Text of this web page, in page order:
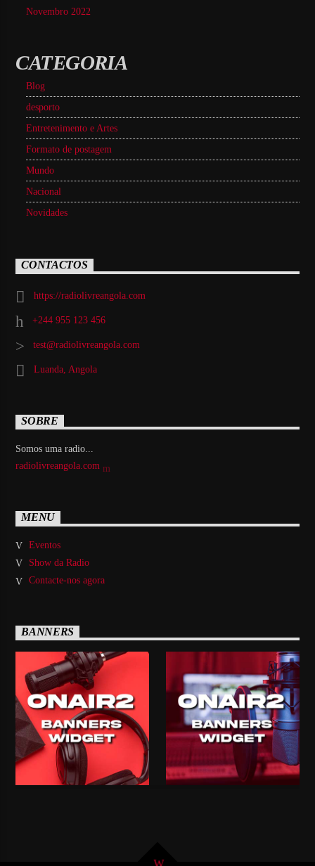
Novembro 2022
CATEGORIA
Blog
desporto
Entretenimento e Artes
Formato de postagem
Mundo
Nacional
Novidades
CONTACTOS
https://radiolivreangola.com
+244 955 123 456
test@radiolivreangola.com
Luanda, Angola
SOBRE
Somos uma radio...
radiolivreangola.com
MENU
Eventos
Show da Radio
Contacte-nos agora
BANNERS